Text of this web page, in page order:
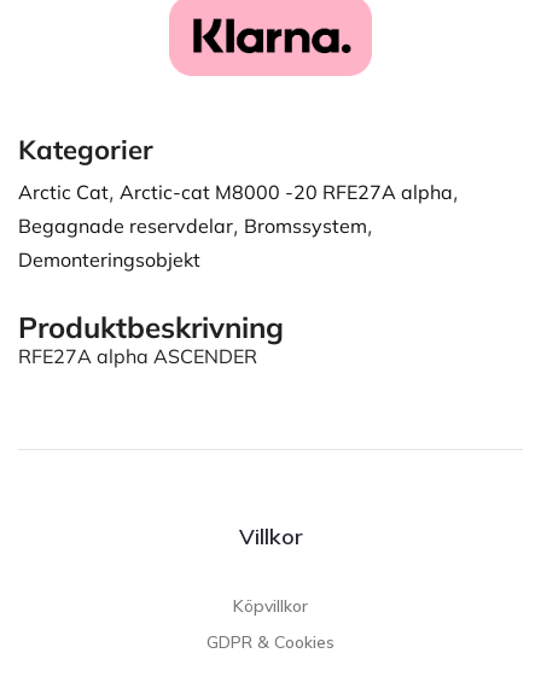
Kategorier
Arctic Cat, Arctic-cat M8000 -20 RFE27A alpha,
Begagnade reservdelar, Bromssystem,
Demonteringsobjekt
Produktbeskrivning
RFE27A alpha ASCENDER
Villkor
Köpvillkor
GDPR & Cookies